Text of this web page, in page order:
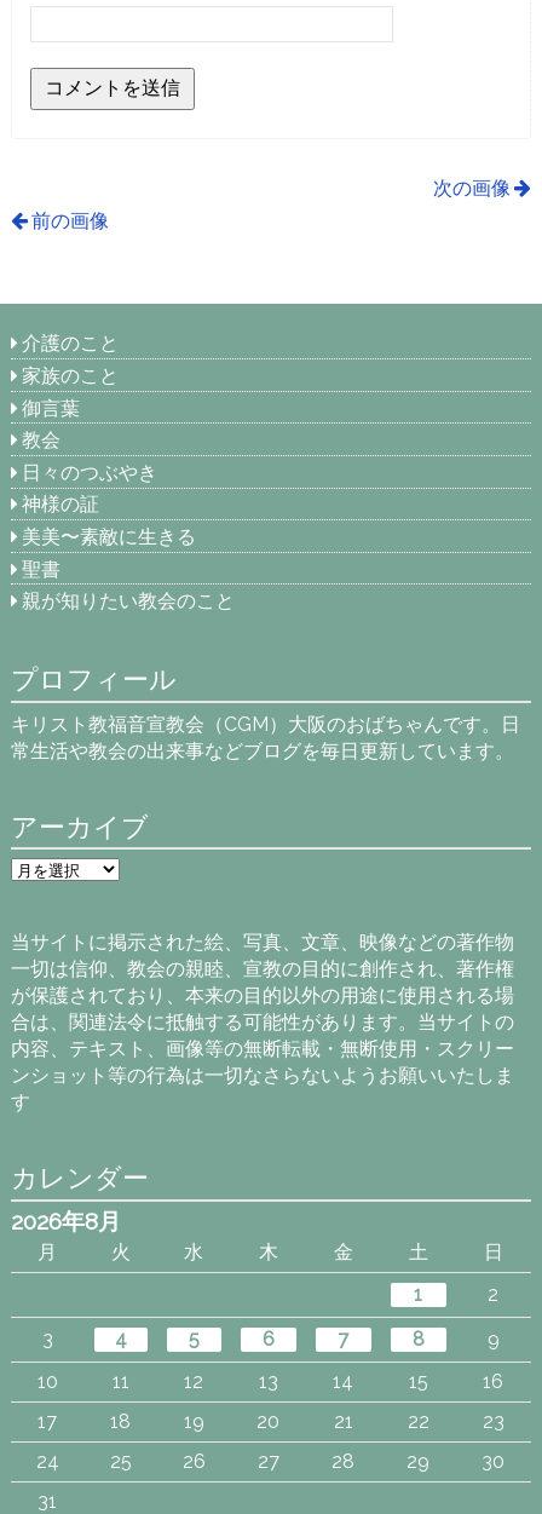
次の画像
前の画像
介護のこと
家族のこと
御言葉
教会
日々のつぶやき
神様の証
美美〜素敵に生きる
聖書
親が知りたい教会のこと
プロフィール
キリスト教福音宣教会（CGM）大阪のおばちゃんです。日
常生活や教会の出来事などブログを毎日更新しています。
アーカイブ
ア
ー
ブ
当サイトに掲示された絵、写真、文章、映像などの著作物
一切は信仰、教会の親睦、宣教の目的に創作され、著作権
が保護されており、本来の目的以外の用途に使用される場
合は、関連法令に抵触する可能性があります。当サイトの
内容、テキスト、画像等の無断転載・無断使用・スクリー
ンショット等の行為は一切なさらないようお願いいたしま
す
カレンダー
2026年8月
月 火 水 木 金 土
日
1
2
3
4 5 6 7 8
9
10
11 12 13 14 15
16
17
18 19 20 21 22
23
24
25 26 27 28 29
30
31